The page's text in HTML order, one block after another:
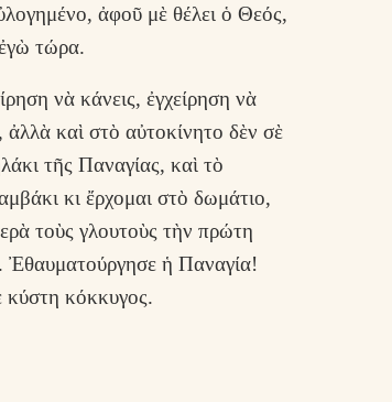
ἀφοῦ μὲ θέλει ὁ Θεός,
τώρα.
νὰ κάνεις, ἐγχείρηση νὰ
καὶ στὸ αὐτοκίνητο δὲν σὲ
τῆς Παναγίας, καὶ τὸ
κι ἔρχομαι στὸ δωμάτιο,
τοὺς γλουτοὺς τὴν πρώτη
Ἐθαυματούργησε ἡ Παναγία!
κύστη κόκκυγος.